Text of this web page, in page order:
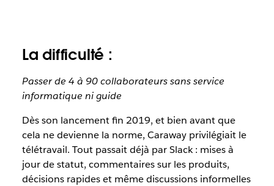
La difficulté :
Passer de 4 à 90 collaborateurs sans service
informatique ni guide
Dès son lancement fin 2019, et bien avant que
cela ne devienne la norme, Caraway privilégiait le
télétravail. Tout passait déjà par Slack : mises à
jour de statut, commentaires sur les produits,
décisions rapides et même discussions informelles